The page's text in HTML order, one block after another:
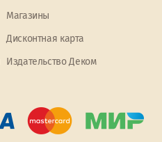
Магазины
Дисконтная карта
Издательство Деком